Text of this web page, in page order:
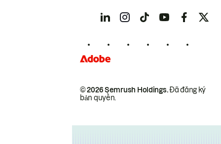
© 2026 Semrush Holdings.Đã đăng ký
bản quyền.